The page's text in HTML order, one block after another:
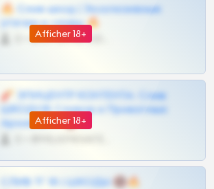
Afficher 18+
🔥 Слив шкод | Эксклюзивные
утечки и сливы 🔥
0 •
Afficher 18+
🧨 ЭПИЦЕНТР КОНТЕНТА: Слив
ШКОДОВ Сливов и Приватных
Архивов ТГ 🔞💎
СЛИВ ТГ 18 | ШКОДЫ 🔞🔥